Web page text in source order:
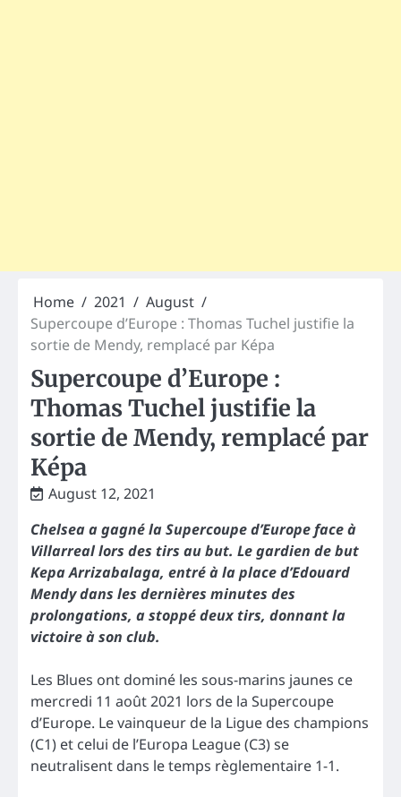
Home 2021
August
Supercoupe d’Europe : Thomas Tuchel justifie la
sortie de Mendy, remplacé par Képa
Supercoupe d’Europe :
Thomas Tuchel justifie la
sortie de Mendy, remplacé par
Képa
August 12, 2021
Chelsea a gagné la Supercoupe d’Europe face à
Villarreal lors des tirs au but. Le gardien de but
Kepa Arrizabalaga, entré à la place d’Edouard
Mendy dans les dernières minutes des
prolongations, a stoppé deux tirs, donnant la
victoire à son club.
Les Blues ont dominé les sous-marins jaunes ce
mercredi 11 août 2021 lors de la Supercoupe
d’Europe. Le vainqueur de la Ligue des champions
(C1) et celui de l’Europa League (C3) se
neutralisent dans le temps règlementaire 1-1.